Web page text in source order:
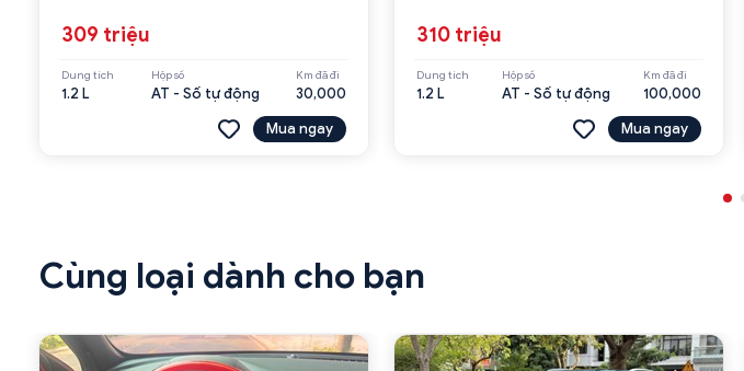
309 triệu
Dung tích
1.2 L
Hộp số
AT - Số tự động
Km đã đi
30,000
Mua ngay
310 triệu
Dung tích
1.2 L
Hộp số
AT - Số tự động
Km đã đi
100,000
Mua ngay
Cùng loại dành cho bạn